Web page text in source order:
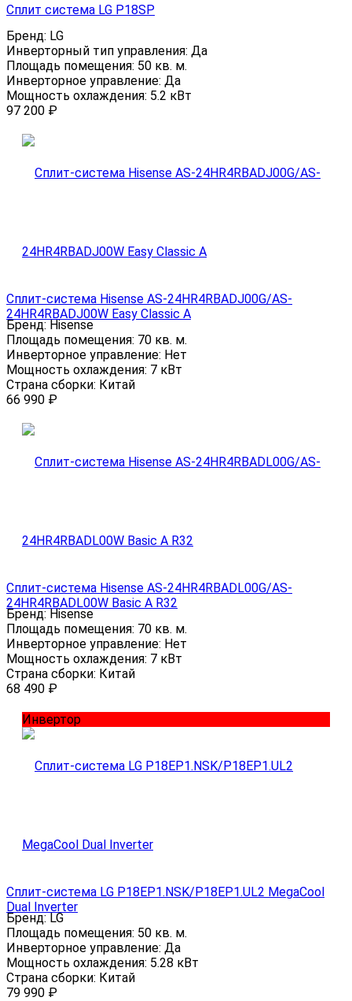
Сплит система LG P18SP
Бренд: LG
Инверторный тип управления: Да
Площадь помещения: 50 кв. м.
Инверторное управление: Да
Мощность охлаждения: 5.2 кВт
97 200 ₽
Сплит-система Hisense AS-24HR4RBADJ00G/AS-
24HR4RBADJ00W Easy Classic A
Бренд:Hisense
Площадь помещения: 70 кв. м.
Инверторное управление: Нет
Мощность охлаждения: 7 кВт
Страна сборки: Китай
66 990 ₽
Сплит-система Hisense AS-24HR4RBADL00G/AS-
24HR4RBADL00W Basic A R32
Бренд:Hisense
Площадь помещения: 70 кв. м.
Инверторное управление: Нет
Мощность охлаждения: 7 кВт
Страна сборки: Китай
68 490 ₽
Инвертор
Сплит-система LG P18EP1.NSK/P18EP1.UL2 MegaCool
Dual Inverter
Бренд:LG
Площадь помещения: 50 кв. м.
Инверторное управление: Да
Мощность охлаждения: 5.28 кВт
Страна сборки: Китай
79 990 ₽